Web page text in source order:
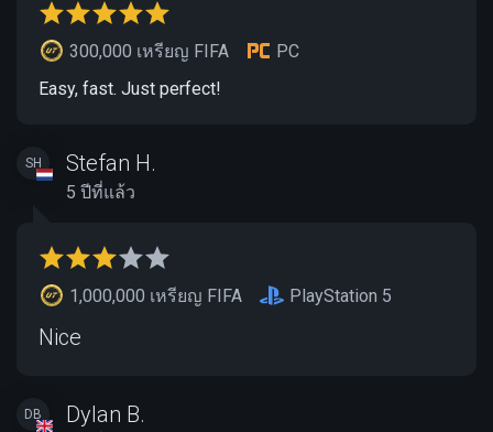
300,000 เหรียญ FIFA
PC
Easy, fast. Just perfect!
SH Stefan H.
5 ปีที่แล้ว
1,000,000 เหรียญ FIFA PlayStation 5
Nice
DB Dylan B.